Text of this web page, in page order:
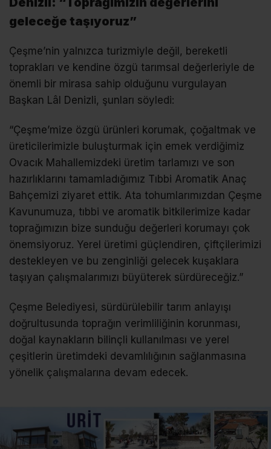
geleceğe taşıyoruz”
Çeşme’nin yalnızca turizmiyle değil, bereketli
toprakları ve kendine özgü tarımsal değerleriyle de
önemli bir mirasa sahip olduğunu vurgulayan
Başkan Lâl Denizli, şunları söyledi:
“Çeşme’mize özgü ürünleri korumak, çoğaltmak ve
üreticilerimizle buluşturmak için emek verdiğimiz
Ovacık Mahallemizdeki üretim tarlamızı ve son
hazırlıklarını tamamladığımız Tıbbi Aromatik Anaç
Bahçemizi ziyaret ettik. Ata tohumlarımızdan Çeşme
Kavunumuza, tıbbi ve aromatik bitkilerimize kadar
toprağımızın bize sunduğu değerleri korumayı çok
önemsiyoruz. Yerel üretimi güçlendiren, çiftçilerimizi
destekleyen ve bu zenginliği gelecek kuşaklara
taşıyan çalışmalarımızı büyüterek sürdüreceğiz.”
Çeşme Belediyesi, sürdürülebilir tarım anlayışı
doğrultusunda toprağın verimliliğinin korunması,
doğal kaynakların bilinçli kullanılması ve yerel
çeşitlerin üretimdeki devamlılığının sağlanmasına
yönelik çalışmalarına devam edecek.